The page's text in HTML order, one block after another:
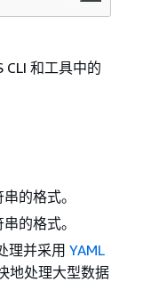
CLI 和工具中的
的格式。
的格式。
理并采用 YAML
地处理大型数据